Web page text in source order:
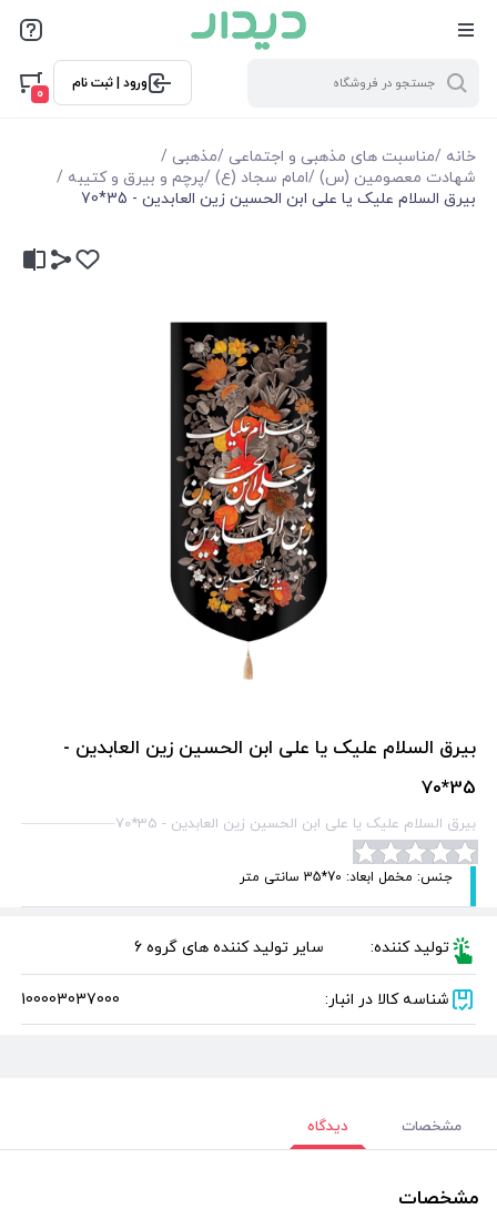
ورود | ثبت نام
0
خانه /مناسبت های مذهبی و اجتماعی /مذهبی /
شهادت معصومین (س) /امام سجاد (ع) /پرچم و بیرق و کتیبه /
بیرق السلام علیک یا علی ابن الحسین زین العابدین - 35*70
بیرق السلام علیک یا علی ابن الحسین زین العابدین -
35*70
بیرق السلام علیک یا علی ابن الحسین زین العابدین - 35*70
جنس: مخمل ابعاد: 70*35 سانتی متر
تولید کننده: سایر تولید کننده های گروه 6
شناسه کالا در انبار: 100003037000
مشخصات دیدگاه
مشخصات